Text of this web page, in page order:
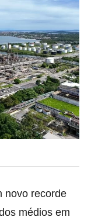
novo recorde
médios em